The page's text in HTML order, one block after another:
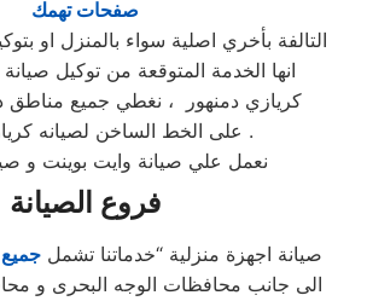
صفحات تهمك
التالفة بأخري اصلية سواء بالمنزل او
انها الخدمة المتوقعة من توكيل صيانة
كريازي دمنهور ، نغطي جميع مناطق
على الخط الساخن لصيانه كريازي دمنهور .
نعمل علي صيانة وايت بوينت و
فروع الصيانة
صيانة اجهزة منزلية “خدماتنا تشمل
الى جانب محافظات الوجه البحرى و